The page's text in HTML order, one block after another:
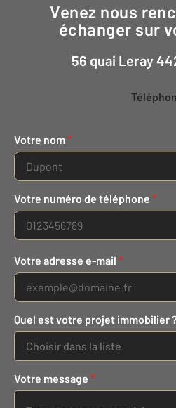
Venez nous rencontrer pour
échanger sur
56 quai Leray
Votre nom*
Votre numéro de téléphone *
Votre adresse e-mail *
Quel est votre projet immobilier
Choisir dans la liste
Votre message *